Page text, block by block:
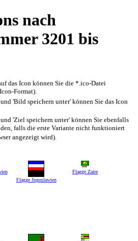
nach
3201 bis
das Icon können Sie die *.ico-Datei
Format).
'Bild speichern unter' können Sie das Icon
'Ziel speichern unter' können Sie ebenfalls
falls die erste Variante nicht funktioniert
angezeigt wird).
Flagge Jugoslawien
Flagge Zaire